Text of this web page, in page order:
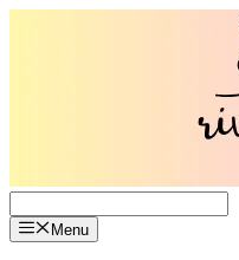
Menu